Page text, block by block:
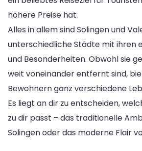
höhere Preise hat.
Alles in allem sind Solingen und
unterschiedliche Städte mit ihren
und Besonderheiten. Obwohl sie
weit voneinander entfernt sind,
Bewohnern ganz verschiedene
Es liegt an dir zu entscheiden,
zu dir passt – das traditionelle
Solingen oder das moderne Flair